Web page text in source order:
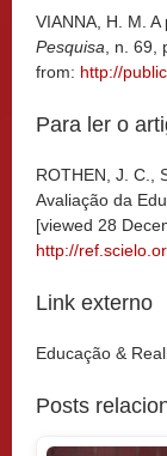
VIANNA, H. M.
Pesquisa , n.
from: http://
Para ler o
ROTHEN, J. C.,
Avaliação da
[viewed 28
http://
Link externo
Educação &
Posts